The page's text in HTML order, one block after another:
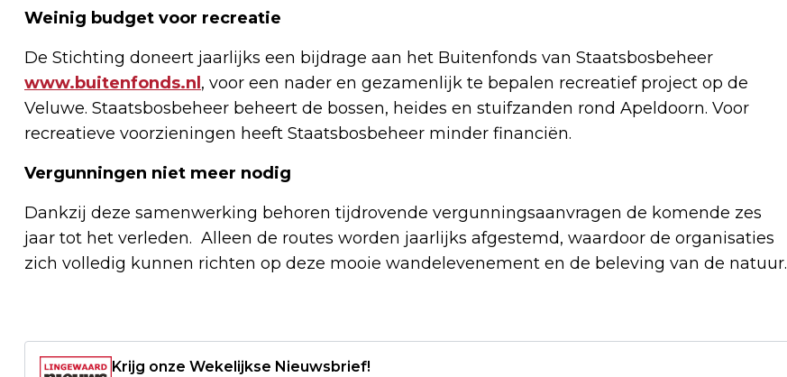
Weinig budget voor recreatie
De Stichting doneert jaarlijks een bijdrage aan het Buitenfonds van Staatsbosbeheer
www.buitenfonds.nl , voor een nader en gezamenlijk te bepalen recreatief project op de
Veluwe. Staatsbosbeheer beheert de bossen, heides en stuifzanden rond Apeldoorn. Voor
recreatieve voorzieningen heeft Staatsbosbeheer minder financiën.
Vergunningen niet meer nodig
Dankzij deze samenwerking behoren tijdrovende vergunningsaanvragen de komende zes
jaar tot het verleden. Alleen de routes worden jaarlijks afgestemd, waardoor de organisaties
zich volledig kunnen richten op deze mooie wandelevenement en de beleving van de natuur.
Krijg onze Wekelijkse Nieuwsbrief!